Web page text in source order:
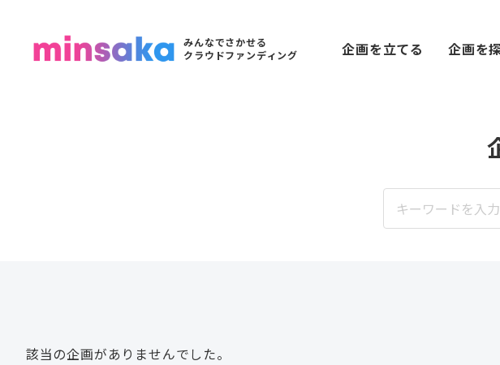
みんなでさかせる
クラウドファンディング
企画を立てる 企画を
該当の企画がありませんでした。